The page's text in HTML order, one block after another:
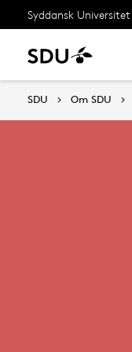
Syddansk Universitet
SDU Om SDU